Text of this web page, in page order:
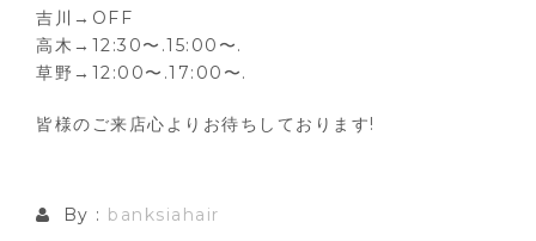
吉川→OFF
高木→12:30〜.15:00〜.
草野→12:00〜.17:00〜.
皆様のご来店心よりお待ちしております!
By : banksiahair